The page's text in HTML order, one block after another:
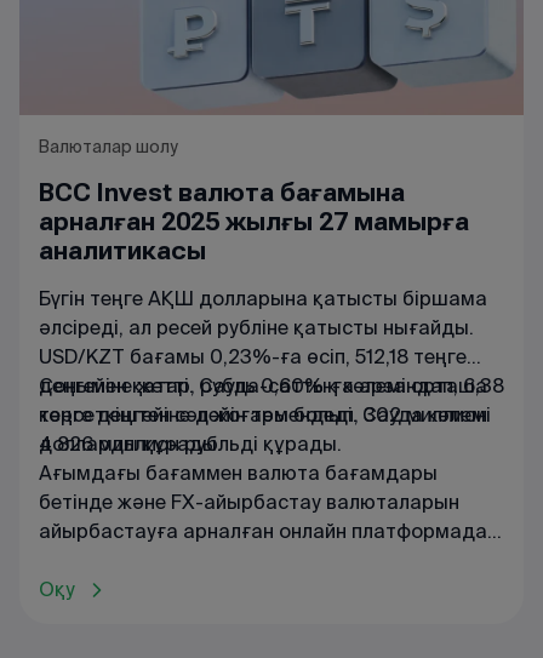
Валюталар шолу
BCC Invest валюта бағамына
арналған 2025 жылғы 27 мамырға
аналитикасы
Бүгін теңге АҚШ долларына қатысты біршама
әлсіреді, ал ресей рубліне қатысты нығайды.
USD/KZT бағамы 0,23%-ға өсіп, 512,18 теңге
деңгейіне жетті. Сауда-саттық көлемі орташа
көрсеткіштен сәл жоғары болып, 302 миллион
долларды құрады.
Сонымен қатар, рубль 0,60%-ға арзандап, 6,38
теңге деңгейіне дейін төмендеді. Сауда көлемі
4 826 миллион рубльді құрады.
Ағымдағы бағаммен валюта бағамдары
бетіндежәне FX-айырбастау валюталарын
айырбастауға арналған онлайн платформада
Оқу